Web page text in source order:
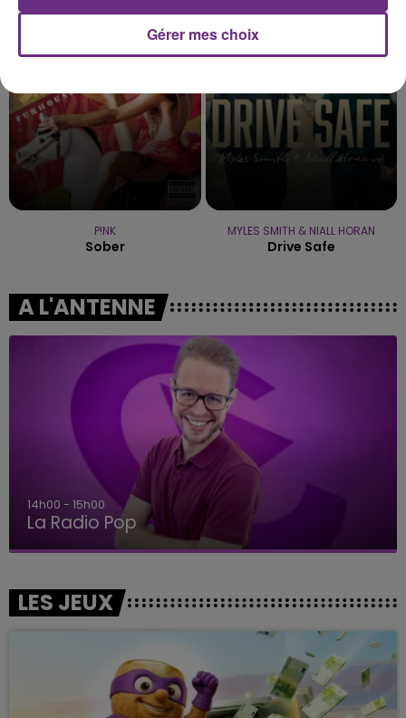
P!NK
Sober
23h05
23h05
MYLES SMITH & NIALL HORAN
Drive Safe
A L'ANTENNE
14h00 - 15h00
La Radio Pop
LES JEUX
Gérer mes choix